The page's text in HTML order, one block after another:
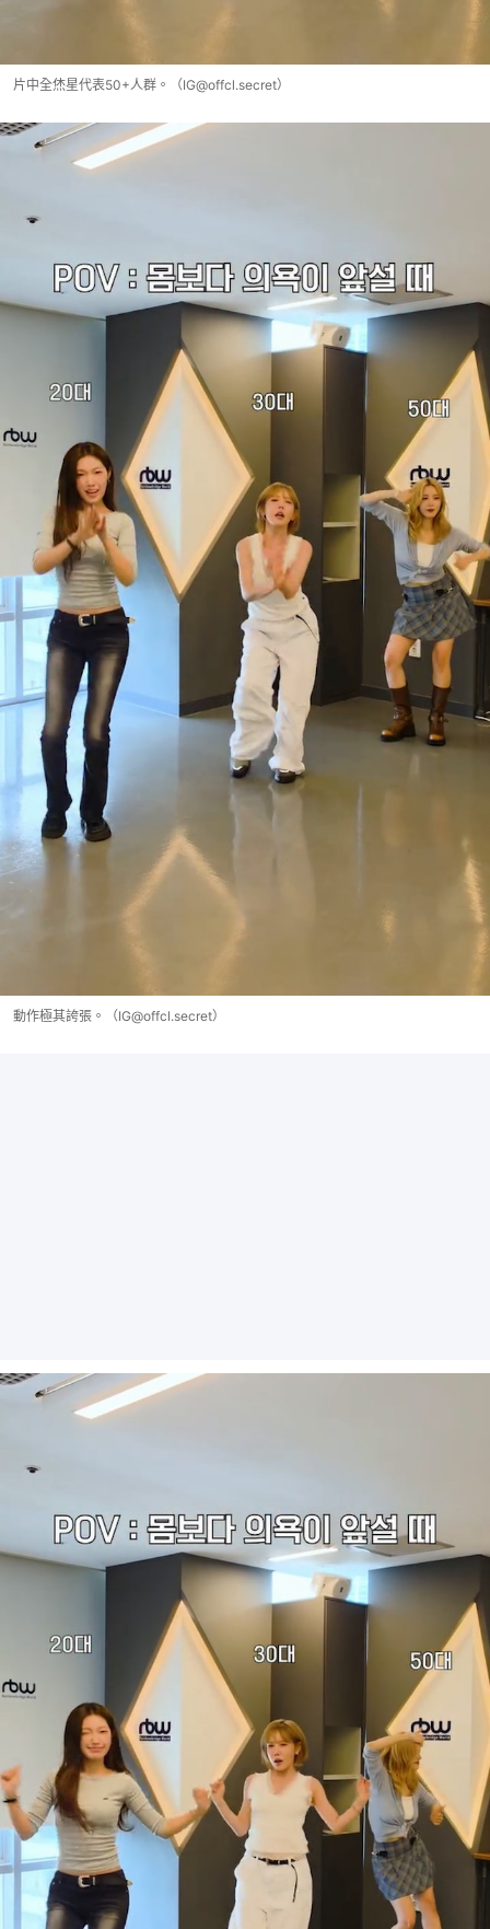
片中全烋星代表50+人群。（IG@offcl.secret）
動作極其誇張。（IG@offcl.secret）